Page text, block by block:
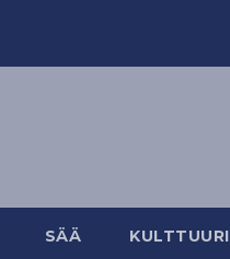
SÄÄ KULTTUURI